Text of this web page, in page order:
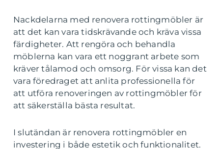
Nackdelarna med renovera rottingmöbler är
att det kan vara tidskrävande och kräva vissa
färdigheter. Att rengöra och behandla
möblerna kan vara ett noggrant arbete som
kräver tålamod och omsorg. För vissa kan det
vara föredraget att anlita professionella för
att utföra renoveringen av rottingmöbler för
att säkerställa bästa resultat.
I slutändan är renovera rottingmöbler en
investering i både estetik och funktionalitet.